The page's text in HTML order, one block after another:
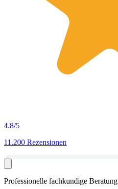
4.8/5
11.200 Rezensionen
Professionelle fachkundige Beratung